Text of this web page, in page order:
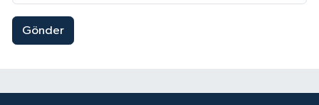
Gönder